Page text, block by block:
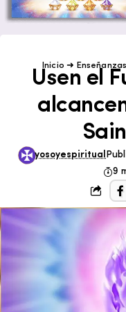
Inicio ➜ Enseñanzas
Usen el
yosoyespiritual
9